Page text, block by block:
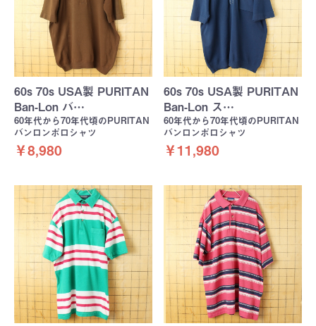
60s 70s USA製 PURITAN
Ban-Lon バ…
60年代から70年代頃のPURITAN
バンロンポロシャツ
￥8,980
60s 70s USA製 PURITAN
Ban-Lon ス…
60年代から70年代頃のPURITAN
バンロンポロシャツ
￥11,980